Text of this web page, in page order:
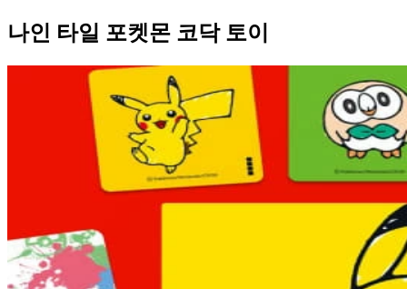
나인 타일 포켓몬 코닥 토이